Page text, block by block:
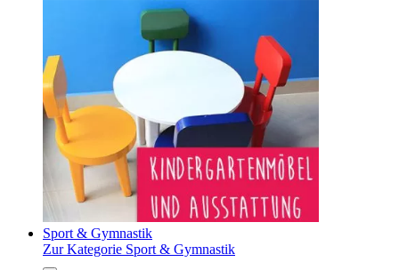
Sport & Gymnastik
Zur Kategorie Sport & Gymnastik